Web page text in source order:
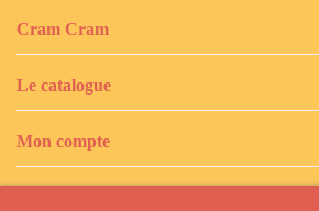
Cram Cram
Le catalogue
Mon compte